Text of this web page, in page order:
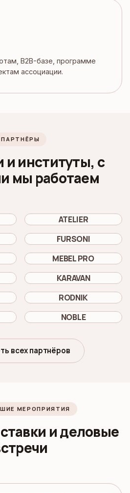
B2B-базе, программе
ассоциации.
ПАРТНЁРЫ
и институты, с
мы работаем
ATELIER
FURSONI
MEBEL PRO
KARAVAN
RODNIK
NOBLE
всех партнёров
МЕРОПРИЯТИЯ
и деловые